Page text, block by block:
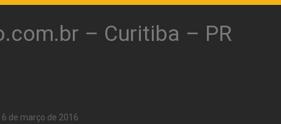
– Curitiba – PR
de março de 2016